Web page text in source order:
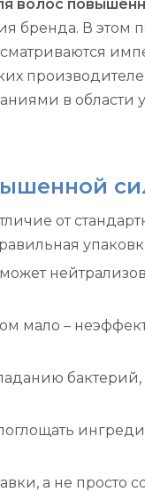
волос
бренда. В этом
в области
от
мало –
бактерий,
а не просто